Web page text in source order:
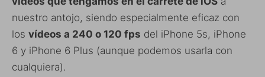
nuestro antojo, siendo especialmente eficaz con
los vídeos a 240 o 120 fps del iPhone 5s, iPhone
6 y iPhone 6 Plus (aunque podemos usarla con
cualquiera).